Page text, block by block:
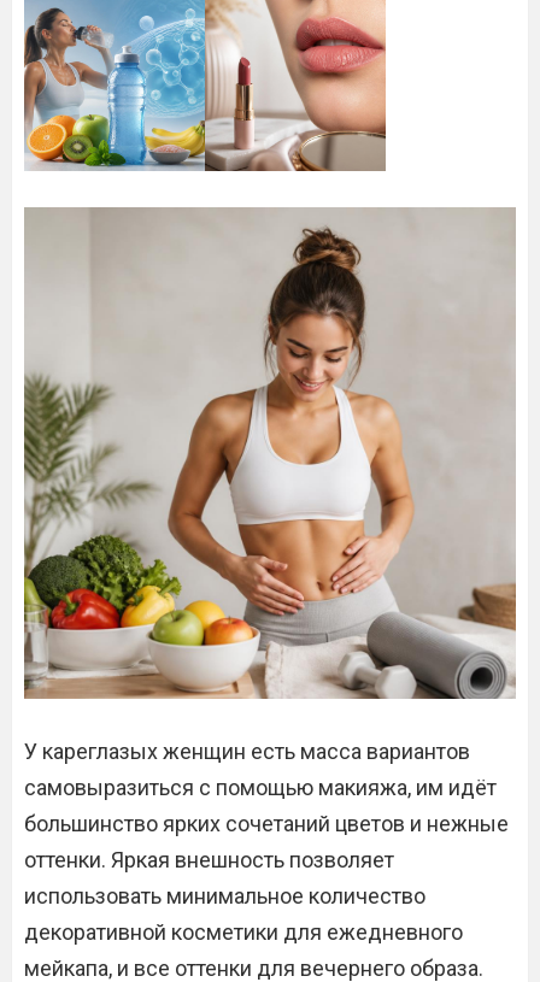
У кареглазых женщин есть масса вариантов
самовыразиться с помощью макияжа, им идёт
большинство ярких сочетаний цветов и нежные
оттенки. Яркая внешность позволяет
использовать минимальное количество
декоративной косметики для ежедневного
мейкапа, и все оттенки для вечернего образа.